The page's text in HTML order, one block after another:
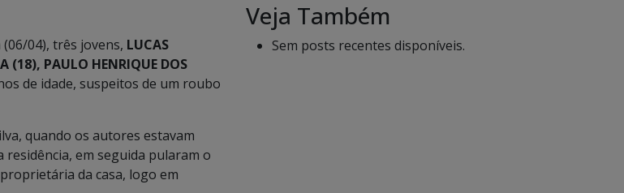
04), três jovens, LUCAS
(18), PAULO HENRIQUE DOS
de idade, suspeitos de um roubo
quando os autores estavam
em seguida pularam o
da casa, logo em
Veja Também
Sem posts recentes disponíveis.